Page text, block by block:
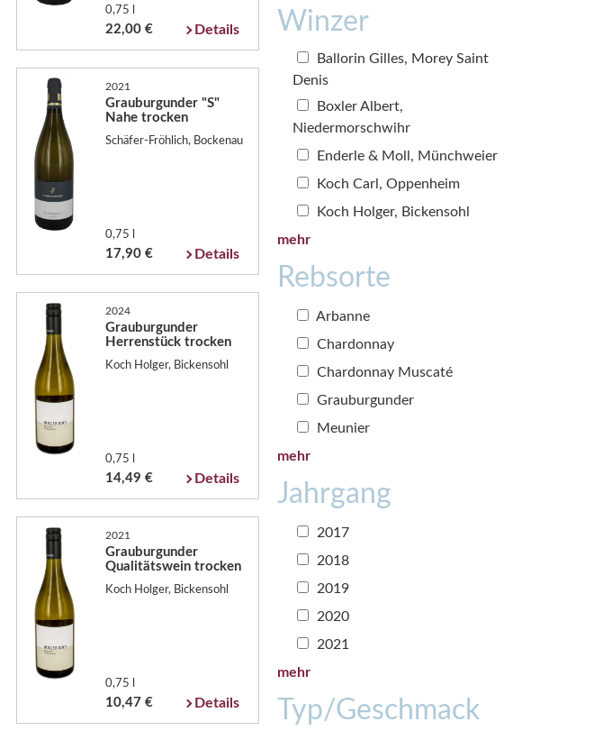
0,75 l
22,00 € Details
2021
Grauburgunder "S"
Nahe trocken
Schäfer-Fröhlich, Bockenau
0,75 l
17,90 € Details
2024
Grauburgunder
Herrenstück trocken
Koch Holger, Bickensohl
0,75 l
14,49 € Details
2021
Grauburgunder
Qualitätswein trocken
Koch Holger, Bickensohl
0,75 l
10,47 € Details
Winzer
Ballorin Gilles, Morey Saint
Denis
Boxler Albert,
Niedermorschwihr
Enderle & Moll, Münchweier
Koch Carl, Oppenheim
Koch Holger, Bickensohl
mehr
Rebsorte
Arbanne
Chardonnay
Chardonnay Muscaté
Grauburgunder
Meunier
mehr
Jahrgang
2017
2018
2019
2020
2021
mehr
Typ/Geschmack